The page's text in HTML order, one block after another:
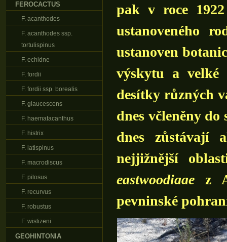
pak v roce
ustanoveného
ustanoven
výskytu a
desítky různých
dnes včleněny
dnes zůstávají
nejjižnější
eastwoodiaae z
pevninské
FEROCACTUS
F. acanthodes
F. acanthodes ssp.
tortulispinus
F. echidne
F. fordii
F. fordii ssp. borealis
F. glaucescens
F. haematacanthus
F. histrix
F. latispinus
F. macrodiscus
F. pilosus
F. recurvus
F. robustus
F. wislizeni
GEOHINTONIA